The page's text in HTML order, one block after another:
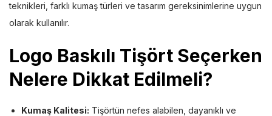
teknikleri, farklı kumaş türleri ve tasarım gereksinimlerine uygun
olarak kullanılır.
Logo Baskılı Tişört Seçerken
Nelere Dikkat Edilmeli?
Kumaş Kalitesi: Tişörtün nefes alabilen, dayanıklı ve